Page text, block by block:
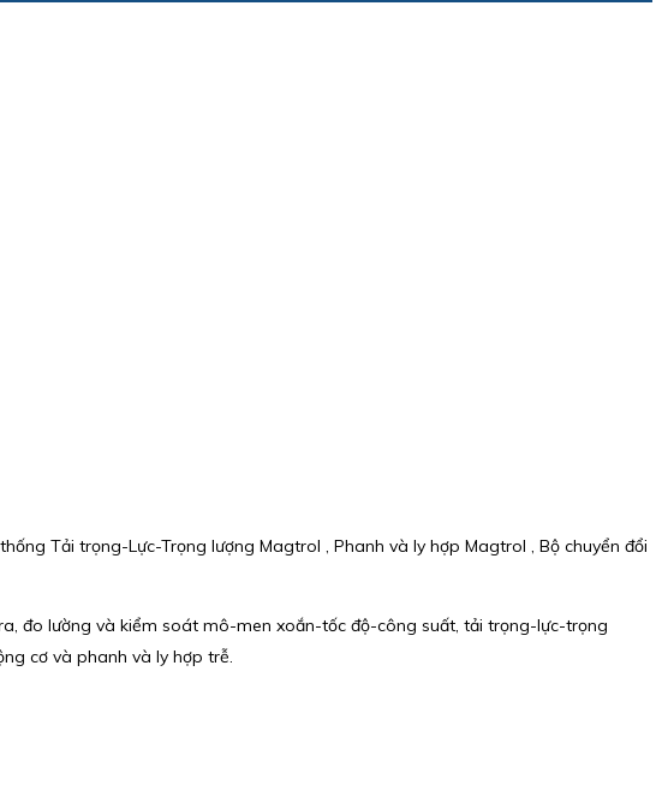
Tải trọng-Lực-Trọng lượng Magtrol , Phanh và ly hợp Magtrol , Bộ chuyển đổi
đo lường và kiểm soát mô-men xoắn-tốc độ-công suất, tải trọng-lực-trọng
cơ và phanh và ly hợp trễ.